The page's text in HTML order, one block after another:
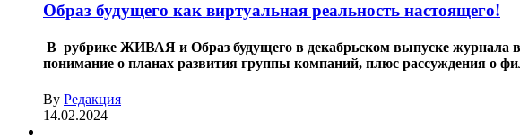
Образ будущего как виртуальная реальность настоящего!
В рубрике ЖИВАЯ и Образ будущего в декабрьском выпуске журнала
понимание о планах развития группы компаний, плюс рассуждения о
By Редакция
14.02.2024